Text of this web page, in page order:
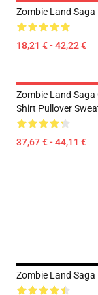
Zombie Land Saga
18,21 € - 42,22 €
Zombie Land Saga
Shirt Pullover
37,67 € - 44,11 €
Zombie Land Saga